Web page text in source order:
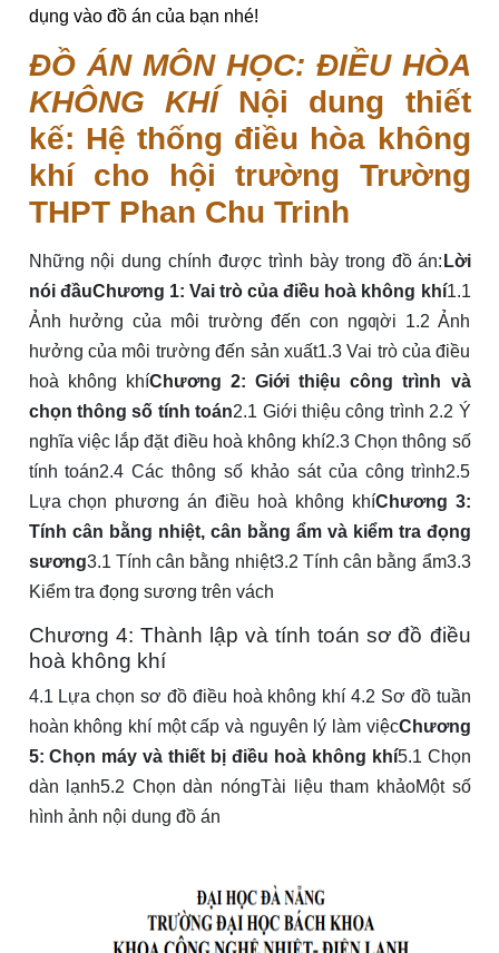
dụng vào đồ án của bạn nhé!
ĐỒ ÁN MÔN HỌC: ĐIỀU HÒA
KHÔNG KHÍ Nội dung thiết
kế: Hệ thống điều hòa không
khí cho hội trường Trường
THPT Phan Chu Trinh
Những nội dung chính được trình bày trong đồ án: Lời
nói đầuChương 1: Vai trò của điều hoà không khí1.1
Ảnh hưởng của môi trường đến con ngƣời 1.2 Ảnh
hưởng của môi trường đến sản xuất1.3 Vai trò của điều
hoà không khíChương 2: Giới thiệu công trình và
chọn thông số tính toán2.1 Giới thiệu công trình 2.2 Ý
nghĩa việc lắp đặt điều hoà không khí2.3 Chọn thông số
tính toán2.4 Các thông số khảo sát của công trình2.5
Lựa chọn phương án điều hoà không khíChương 3:
Tính cân bằng nhiệt, cân bằng ẩm và kiểm tra đọng
sương3.1 Tính cân bằng nhiệt3.2 Tính cân bằng ẩm3.3
Kiểm tra đọng sương trên vách
Chương 4: Thành lập và tính toán sơ đồ điều
hoà không khí
4.1 Lựa chọn sơ đồ điều hoà không khí 4.2 Sơ đồ tuần
hoàn không khí một cấp và nguyên lý làm việcChương
5: Chọn máy và thiết bị điều hoà không khí5.1 Chọn
dàn lạnh5.2 Chọn dàn nóngTài liệu tham khảoMột số
hình ảnh nội dung đồ án